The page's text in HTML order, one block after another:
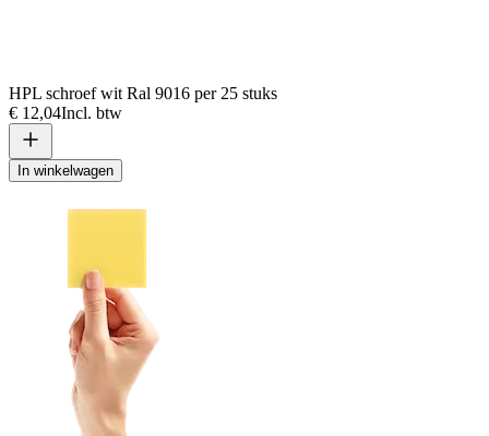
HPL schroef wit Ral 9016 per 25 stuks
€ 12,04Incl. btw
In winkelwagen